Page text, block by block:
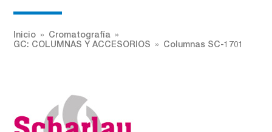
Inicio
Cromatografía
GC: COLUMNAS Y ACCESORIOS
Columnas SC-1701